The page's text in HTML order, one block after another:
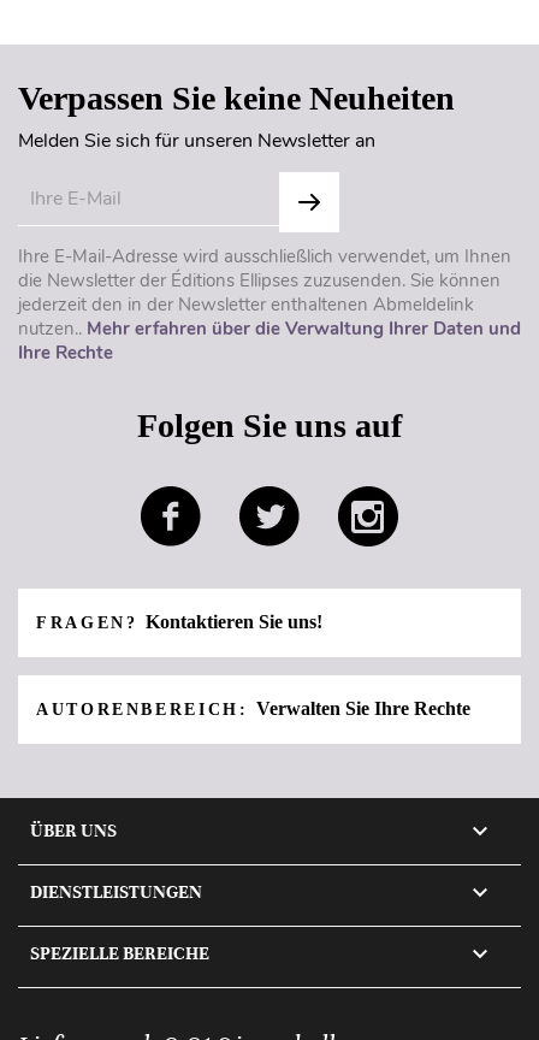
Verpassen Sie keine Neuheiten
Melden Sie sich für unseren Newsletter an
Ihre E-Mail-Adresse wird ausschließlich verwendet, um Ihnen
die Newsletter der Éditions Ellipses zuzusenden. Sie können
jederzeit den in der Newsletter enthaltenen Abmeldelink
nutzen.. Mehr erfahren über die Verwaltung Ihrer Daten und
Ihre Rechte
Folgen Sie uns auf
FRAGEN?Kontaktieren Sie uns!
AUTORENBEREICH:Verwalten Sie Ihre Rechte
ÜBER UNS 
DIENSTLEISTUNGEN 
SPEZIELLE BEREICHE 